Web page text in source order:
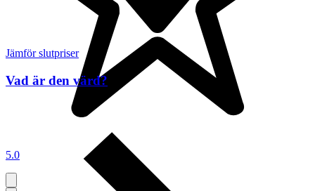
5.0
Jämför slutpriser
Vad är den värd?